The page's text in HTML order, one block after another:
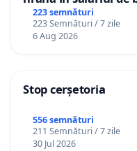
gradațiilor de
personali
223 semnături
223 Semnături / 7 zile
6 Aug 2026
Stop cerșetoria
556 semnături
211 Semnături / 7 zile
30 Jul 2026